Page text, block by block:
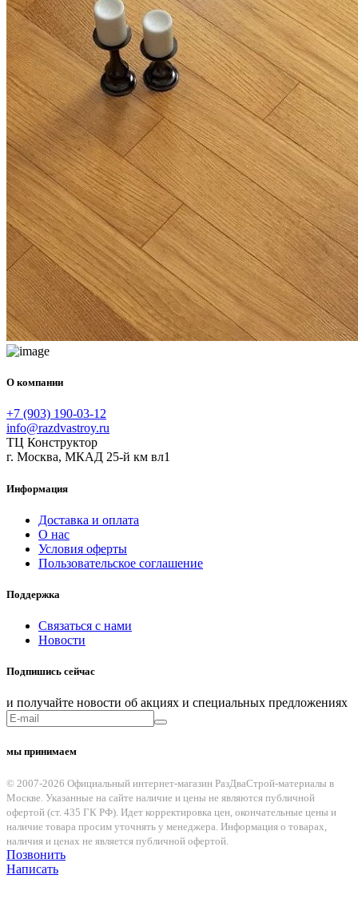
О компании
+7 (903) 190-03-12
info@razdvastroy.ru
ТЦ Конструктор
г. Москва, МКАД 25-й км вл1
Информация
Доставка и оплата
О нас
Условия оферты
Пользовательское соглашение
Поддержка
Связаться с нами
Новости
Подпишись сейчас
и получайте новости об акциях и специальных предложениях
мы принимаем
© 2007-2026 Официальный интернет-магазин РазДваСтрой-материалы в
Москве. Указанные на сайте наличие и цены не являются публичной
офертой (ст. 435 ГК РФ). Идет корректировка цен, окончательные цены и
наличие товара просим уточнять у менеджера. Информация о товарах,
наличия и ценах не является публичной офертой.
Позвонить
Написать